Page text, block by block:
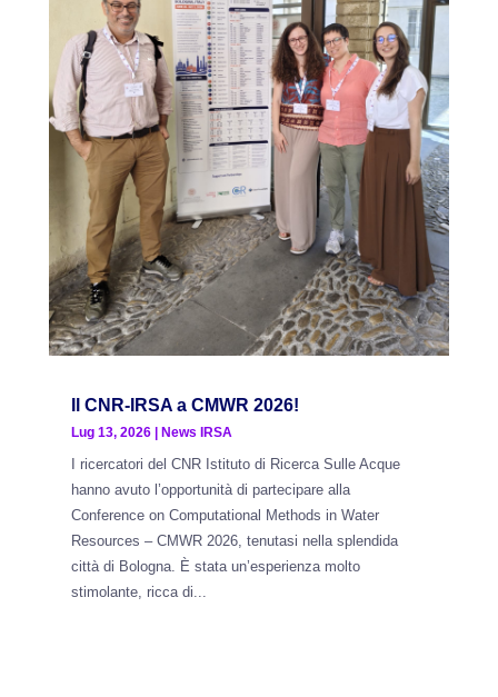
Il CNR-IRSA a CMWR 2026!
Lug 13, 2026| News IRSA
I ricercatori del CNR Istituto di Ricerca Sulle Acque
hanno avuto l’opportunità di partecipare alla
Conference on Computational Methods in Water
Resources – CMWR 2026, tenutasi nella splendida
città di Bologna. È stata un’esperienza molto
stimolante, ricca di...